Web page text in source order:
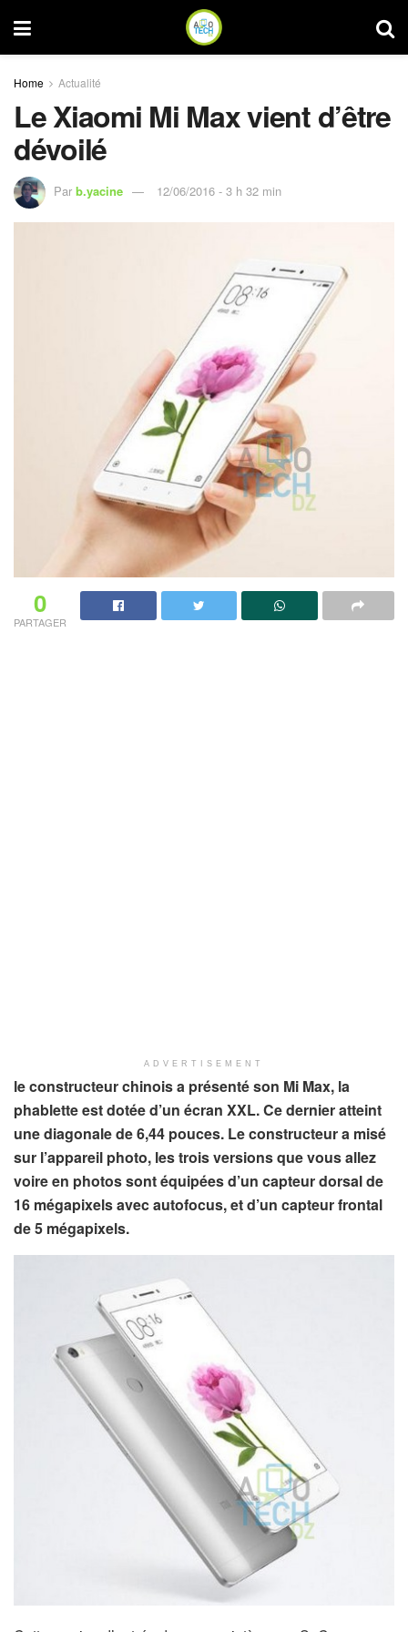
Home Actualité
Le Xiaomi Mi Max vient d’être
dévoilé
Par b.yacine 12/06/2016 - 3 h 32 min
0
PARTAGER
ADVERTISEMENT
le constructeur chinois a présenté son Mi Max, la
phablette est dotée d’un écran XXL. Ce dernier atteint
une diagonale de 6,44 pouces. Le constructeur a misé
sur l’appareil photo, les trois versions que vous allez
voire en photos sont équipées d’un capteur dorsal de
16 mégapixels avec autofocus, et d’un capteur frontal
de 5 mégapixels.